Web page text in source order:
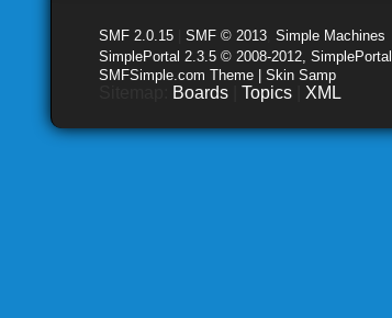
SMF 2.0.15 |SMF © 2013 ,Simple Machines
SimplePortal 2.3.5 © 2008-2012, SimplePortal
SMFSimple.com Theme | Skin Samp
Boards |Topics XML